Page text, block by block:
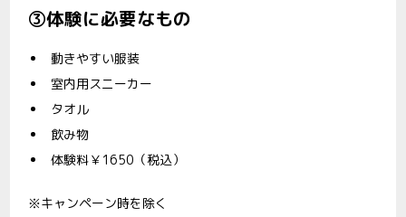
③体験に必要なもの
動きやすい服装
室内用スニーカー
タオル
飲み物
体験料￥1650（税込）
※キャンペーン時を除く